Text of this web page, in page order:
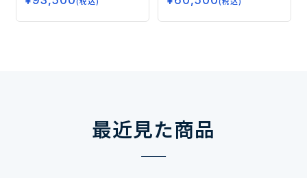
最近見た商品